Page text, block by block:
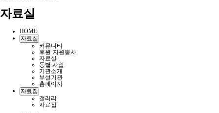
자료실
HOME
자료실
커뮤니티
후원·자원봉사
자료실
동별 사업
기관소개
부설기관
홈페이지
자료집
갤러리
자료집